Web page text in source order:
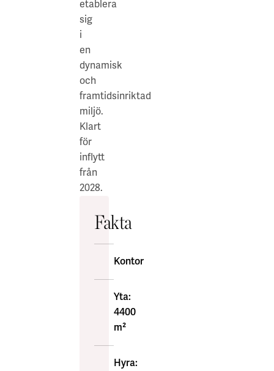
etablera
sig
i
en
dynamisk
och
framtidsinriktad
miljö.
Klart
för
inflytt
från
2028.
Fakta
Kontor
Yta:
4400
m²
Hyra: